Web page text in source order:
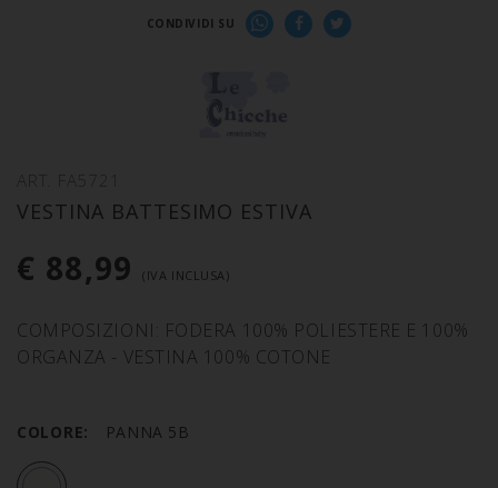
CONDIVIDI SU
VESTINA BATTESIMO ESTIVA
€ 88,99 (IVA INCLUSA)
COMPOSIZIONI: FODERA 100% POLIESTERE E 100%
ORGANZA - VESTINA 100% COTONE
COLORE: PANNA 5B